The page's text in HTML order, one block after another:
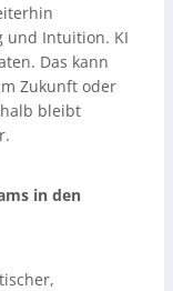
und Intuition. KI
Das kann
Zukunft oder
bleibt
in den